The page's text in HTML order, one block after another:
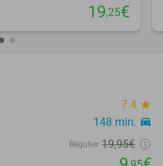
19,25€
7.4 star
148 min. directions_car
Régulier 19,95€